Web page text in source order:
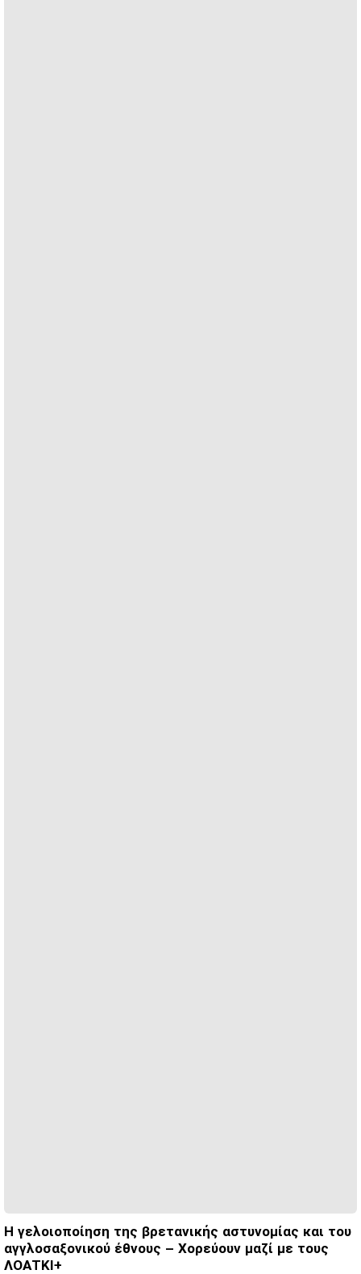
Η γελοιοποίηση της βρετανικής αστυνομίας και του
αγγλοσαξονικού έθνους – Χορεύουν μαζί με τους
ΛΟΑΤΚΙ+